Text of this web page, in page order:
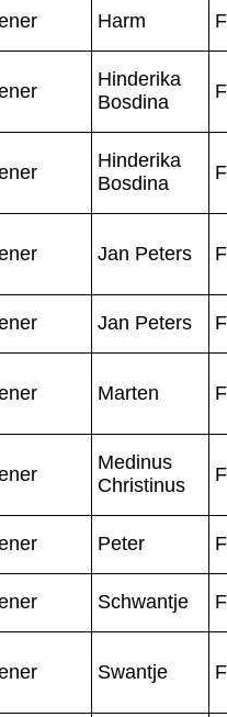
Harm
Hinderika
Bosdina
Hinderika
Bosdina
Jan Peters
Jan Peters
Marten
Medinus
Christinus
Peter
Schwantje
Swantje